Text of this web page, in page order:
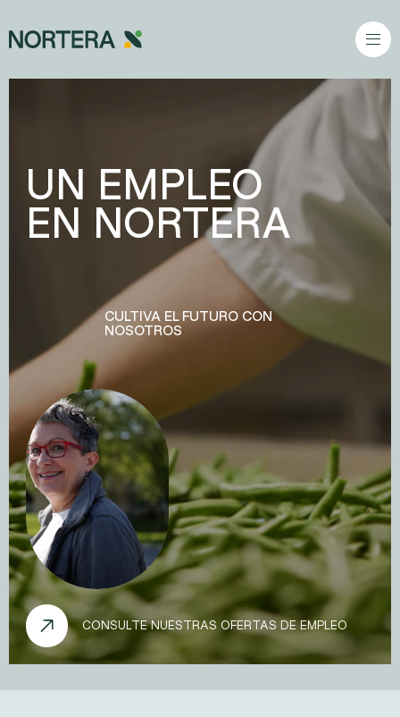
Ir al contenido principal
UN EMPLEO
EN NORTERA
CULTIVA EL FUTURO CON
NOSOTROS
CONSULTE NUESTRAS OFERTAS DE EMPLEO